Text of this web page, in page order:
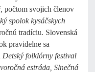
počtom svojich členov
spolok kysáčskych
tradíciu. Slovenská
pravidelne sa
Detský folklórny festival
estráda, Slnečná